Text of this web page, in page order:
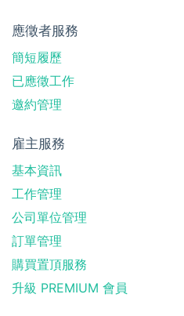
應徵者服務
簡短履歷
已應徵工作
邀約管理
雇主服務
基本資訊
工作管理
公司單位管理
訂單管理
購買置頂服務
升級 PREMIUM 會員